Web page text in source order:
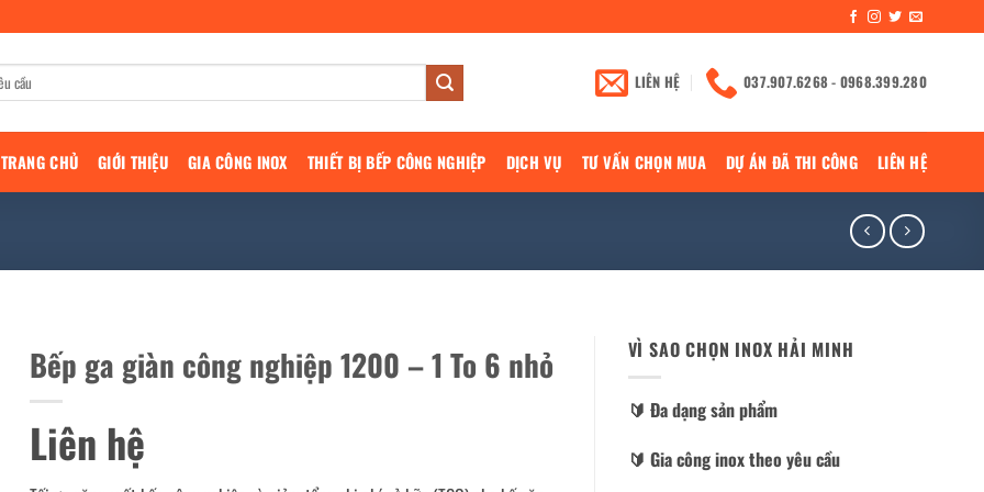
LIÊN HỆ 037.907.6268 - 0968.399.280
TRANG CHỦ GIỚI THIỆU GIA CÔNG INOX THIẾT BỊ BẾP CÔNG NGHIỆP DỊCH VỤ TƯ VẤN CHỌN MUA DỰ ÁN ĐÃ THI CÔNG LIÊN HỆ
Bếp ga giàn công nghiệp 1200 – 1 To 6 nhỏ
Liên hệ
VÌ SAO CHỌN INOX HẢI MINH
🔰️ Đa dạng sản phẩm
🔰️ Gia công inox theo yêu cầu